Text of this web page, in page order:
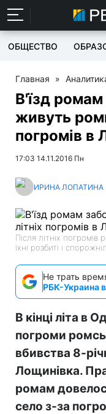
ОБЩЕСТВО
Главная »
В'їзд
живуть
погромів в
17:03 14.11.2016 Пн
ИРИНА ЛОПАТИНА
Після літніх
їхні розбиті і
Не трать
РБК-Украина
В кінці літа в
погроми
вбивства 8-
Лощинівка.
ромам
село з-за